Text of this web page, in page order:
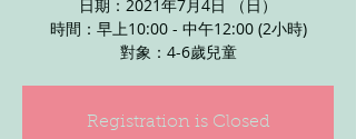
日期：2021年7月4日 （日）
時間：早上10:00 - 中午12:00 (2小時)
對象：4-6歲兒童
Registration is Closed